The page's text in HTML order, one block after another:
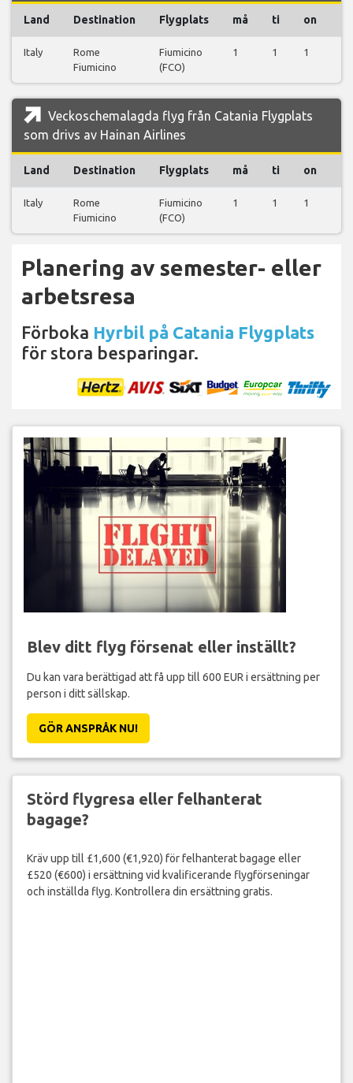
Land Destination Flygplats må ti on
Italy
Rome
Fiumicino
Fiumicino
(FCO)
1 1 1
Veckoschemalagda flyg från Catania Flygplats
som drivs av Hainan Airlines
Land Destination Flygplats må ti on
Italy
Rome
Fiumicino
Fiumicino
(FCO)
1 1 1
Planering av semester- eller
arbetsresa
Förboka Hyrbil på Catania Flygplats
för stora besparingar.
Blev ditt flyg försenat eller inställt?
Du kan vara berättigad att få upp till 600 EUR i ersättning per
person i ditt sällskap.
GÖR ANSPRÅK NU!
Störd flygresa eller felhanterat
bagage?
Kräv upp till £1,600 (€1,920) för felhanterat bagage eller
£520 (€600) i ersättning vid kvalificerande flygförseningar
och inställda flyg. Kontrollera din ersättning gratis.